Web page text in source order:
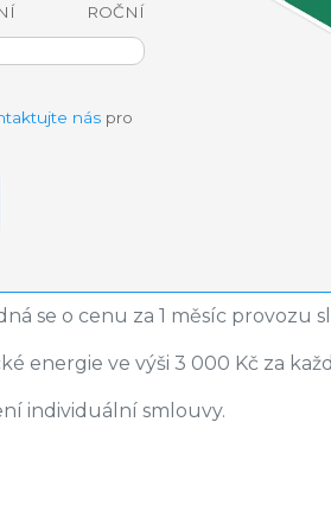
ROČNÍ
náspro
se o cenu za 1 měsíc provozu
energie ve výši 3 000 Kč za
individuální smlouvy.